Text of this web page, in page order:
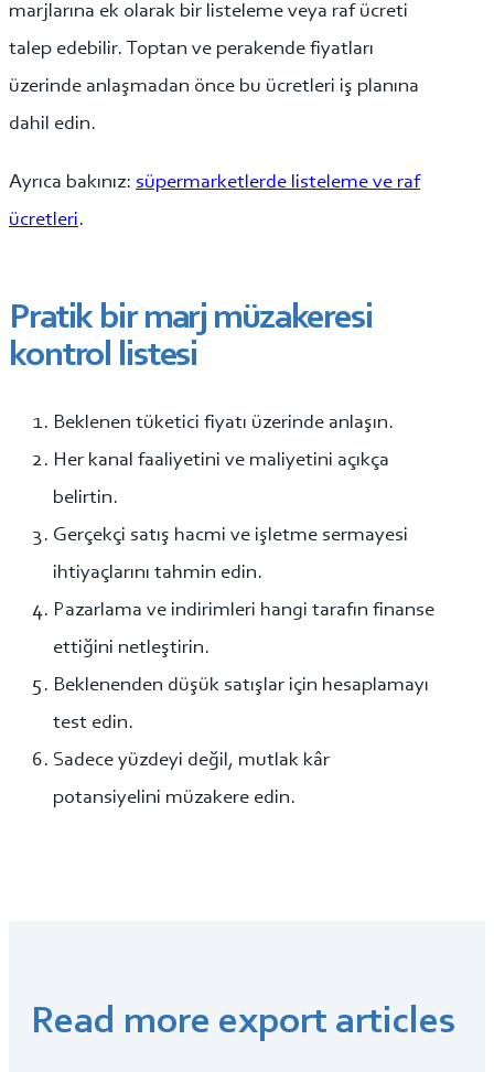
marjlarına ek olarak bir listeleme veya raf ücreti
talep edebilir. Toptan ve perakende fiyatları
üzerinde anlaşmadan önce bu ücretleri iş planına
dahil edin.
Ayrıca bakınız: süpermarketlerde listeleme ve raf
ücretleri.
Pratik bir marj müzakeresi
kontrol listesi
Beklenen tüketici fiyatı üzerinde anlaşın.
Her kanal faaliyetini ve maliyetini açıkça
belirtin.
Gerçekçi satış hacmi ve işletme sermayesi
ihtiyaçlarını tahmin edin.
Pazarlama ve indirimleri hangi tarafın finanse
ettiğini netleştirin.
Beklenenden düşük satışlar için hesaplamayı
test edin.
Sadece yüzdeyi değil, mutlak kâr
potansiyelini müzakere edin.
Read more export articles